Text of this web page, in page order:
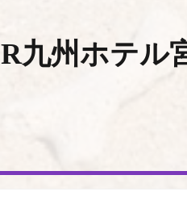
R九州ホテル